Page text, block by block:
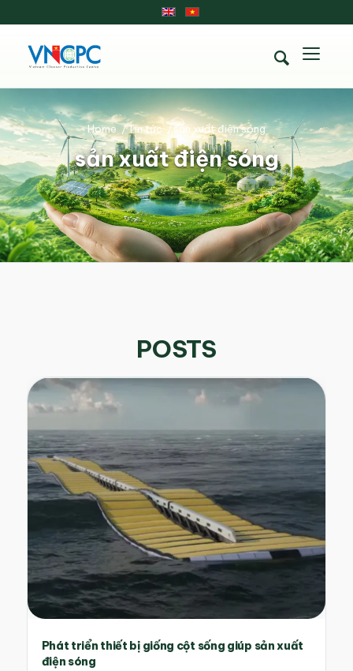
sản xuất điện sóng
Home /Tin tức /sản xuất điện sóng
POSTS
Phát triển thiết bị giống cột sống giúp sản xuất
điện sóng